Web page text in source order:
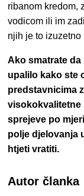
ribanom kredom,
vodicom ili im
njih je to izuzetno
Ako smatrate
upalilo kako ste
predstavnicima
visokokvalitetne
sprejeve po
polje djelovanja
htjeti vratiti.
Autor članka